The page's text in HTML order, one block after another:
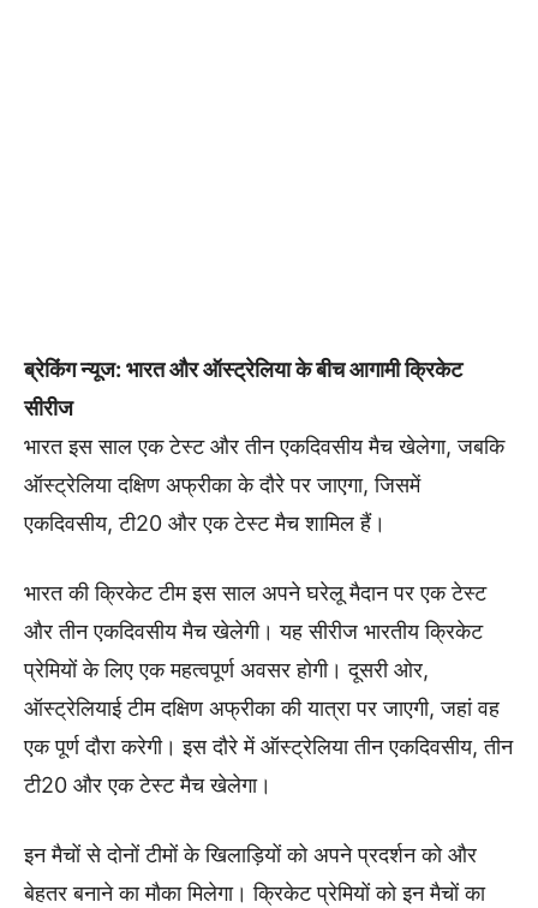
ब्रेकिंग न्यूज: भारत और ऑस्ट्रेलिया के बीच आगामी क्रिकेट
सीरीज
भारत इस साल एक टेस्ट और तीन एकदिवसीय मैच खेलेगा, जबकि
ऑस्ट्रेलिया दक्षिण अफ्रीका के दौरे पर जाएगा, जिसमें
एकदिवसीय, टी20 और एक टेस्ट मैच शामिल हैं।
भारत की क्रिकेट टीम इस साल अपने घरेलू मैदान पर एक टेस्ट
और तीन एकदिवसीय मैच खेलेगी। यह सीरीज भारतीय क्रिकेट
प्रेमियों के लिए एक महत्वपूर्ण अवसर होगी। दूसरी ओर,
ऑस्ट्रेलियाई टीम दक्षिण अफ्रीका की यात्रा पर जाएगी, जहां वह
एक पूर्ण दौरा करेगी। इस दौरे में ऑस्ट्रेलिया तीन एकदिवसीय, तीन
टी20 और एक टेस्ट मैच खेलेगा।
इन मैचों से दोनों टीमों के खिलाड़ियों को अपने प्रदर्शन को और
बेहतर बनाने का मौका मिलेगा। क्रिकेट प्रेमियों को इन मैचों का